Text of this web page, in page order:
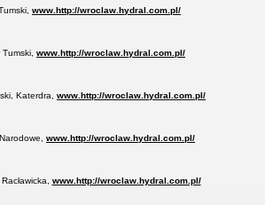
www.http://wroclaw.hydral.com.pl/
www.http://wroclaw.hydral.com.pl/
Katerdra, www.http://wroclaw.hydral.com.pl/
www.http://wroclaw.hydral.com.pl/
www.http://wroclaw.hydral.com.pl/